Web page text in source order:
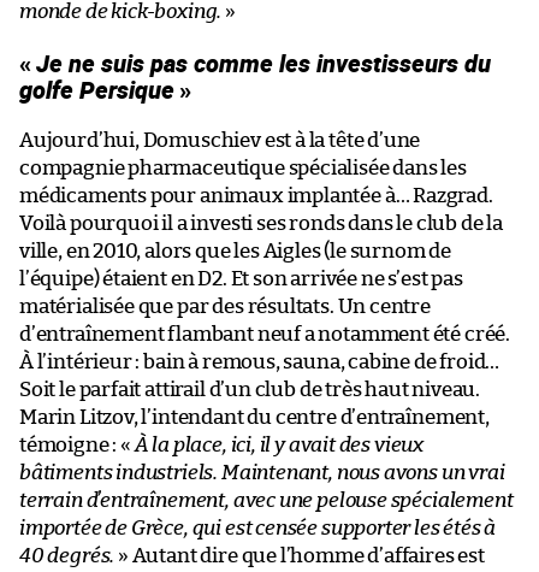
monde de kick-boxing. »
«Je ne suis pas comme les investisseurs du
golfe Persique»
Aujourd’hui, Domuschiev est à la tête d’une
compagnie pharmaceutique spécialisée dans les
médicaments pour animaux implantée à… Razgrad.
Voilà pourquoi il a investi ses ronds dans le club de la
ville, en 2010, alors que les Aigles (le surnom de
l’équipe) étaient en D2. Et son arrivée ne s’est pas
matérialisée que par des résultats. Un centre
d’entraînement flambant neuf a notamment été créé.
À l’intérieur : bain à remous, sauna, cabine de froid…
Soit le parfait attirail d’un club de très haut niveau.
Marin Litzov, l’intendant du centre d’entraînement,
témoigne : « À la place, ici, il y avait des vieux
bâtiments industriels. Maintenant, nous avons un vrai
terrain d’entraînement, avec une pelouse spécialement
importée de Grèce, qui est censée supporter les étés à
40 degrés. » Autant dire que l’homme d’affaires est